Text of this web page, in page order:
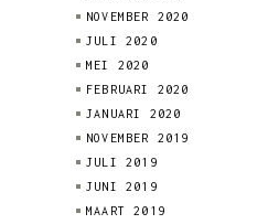
NOVEMBER 2020
JULI 2020
MEI 2020
FEBRUARI 2020
JANUARI 2020
NOVEMBER 2019
JULI 2019
JUNI 2019
MAART 2019